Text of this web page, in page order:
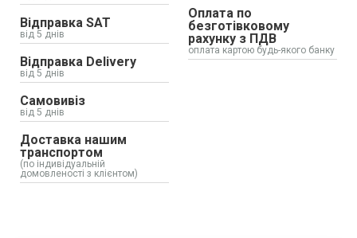
Відправка SAT
від 5 днів
Відправка Delivery
від 5 днів
Самовивіз
від 5 днів
Доставка нашим
транспортом
(по індивідуальній
домовленості з клієнтом)
Оплата по
безготівковому
рахунку з ПДВ
оплата картою будь-якого банку